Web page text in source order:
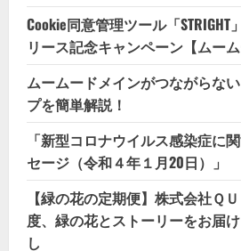
Cookie同意管理ツール「
リース記念キャンペーン【ムーム
ムームードメインがつながらな
プを簡単解説！
「新型コロナウイルス感染症に
セージ（令和４年１月20日）」
【緑の花の定期便】株式会社Ｑ
度、緑の花とストーリーをお届
し